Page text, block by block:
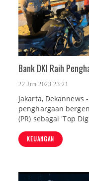
Bank DKI Raih
22 Jun 2023 23:21
Jakarta, Dekannews
penghargaan
(PR) sebagai 'Top
KEUANGAN